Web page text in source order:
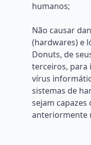
humanos;
Não causar
(hardwares) e
Donuts, de
terceiros,
vírus
sistemas de
sejam capazes
anteriormente